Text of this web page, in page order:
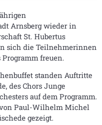
Arnsberg wieder in
St. Hubertus
sich die Teilnehmerinnen
freuen.
standen Auftritte
des Chors Junge
auf dem Programm.
Paul-Wilhelm Michel
gezeigt.